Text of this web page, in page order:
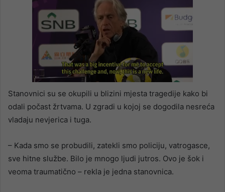
Stanovnici su se okupili u blizini mjesta tragedije kako bi
odali počast žrtvama. U zgradi u kojoj se dogodila nesreća
vladaju nevjerica i tuga.
– Kada smo se probudili, zatekli smo policiju, vatrogasce,
sve hitne službe. Bilo je mnogo ljudi jutros. Ovo je šok i
veoma traumatično – rekla je jedna stanovnica.